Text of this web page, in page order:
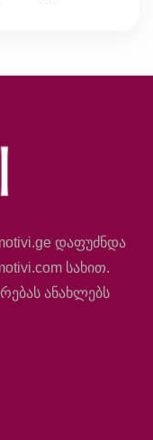
დაფუძნდა
სახით.
ანახლებს